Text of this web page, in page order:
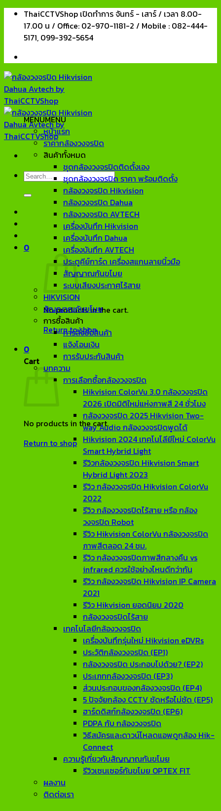
Skip
content
ThaiCCTVShop เปิดทำการ จันทร์ - เสาร์ / เวลา 8.00-
17.00 น / Office: 02-970-1181-2 / Mobile : 082-444-
5171, 099-392-5654
Search
0
No products in the cart.
Return to shop
0
Cart
No products in the cart.
Return to shop
MENUMENU
หน้าแรก
ราคากล้องวงจรปิด
สินค้าทั้งหมด
ชุดกล้องวงจรปิดติดตั้งเอง
ชุดกล้องวงจรปิด ราคา พร้อมติดตั้ง
กล้องวงจรปิด Hikvision
กล้องวงจรปิด Dahua
กล้องวงจรปิด AVTECH
เครื่องบันทึก Hikvision
เครื่องบันทึก Dahua
เครื่องบันทึก AVTECH
ประตูคีย์การ์ด เครื่องสแกนลายนิ้วมือ
สัญญาณกันขโมย
ระบบเสียงประกาศไร้สาย
HIKVISION
สัญญาณกันขโมย
การซื้อสินค้า
การสั่งซื้อสินค้า
แจ้งโอนเงิน
การรับประกันสินค้า
บทความ
การเลือกซื้อกล้องวงจรปิด
Hikvision ColorVu 3.0 กล้องวงจรปิด
2026 เปิดมิติใหม่แห่งภาพสี 24 ชั่วโมง
กล้องวงจรปิด 2025 Hikvision Two-
way Audio กล้องวงจรปิดพูดได้
Hikvision 2024 เทคโนโลียีใหม่ ColorVu
Smart Hybrid Light
รีวิวกล้องวงจรปิด Hikvision Smart
Hybrid Light 2023
รีวิว กล้องวงจรปิด Hikvision ColorVu
2022
รีวิว กล้องวงจรปิดไร้สาย หรือ กล้อง
วงจรปิด Robot
รีวิว Hikvision ColorVu กล้องวงจรปิด
ภาพสีตลอด 24 ชม.
รีวิว กล้องวงจรปิดภาพสีกลางคืน vs
infrared ควรใช้อย่างไหนดีกว่ากัน
รีวิว กล้องวงจรปิด Hikvision IP Camera
2021
รีวิว Hikvision ยอดนิยม 2020
กล้องวงจรปิดไร้สาย
เทคโนโลยีกล้องวงจรปิด
เครื่องบันทึกรุ่นใหม่ Hikvision eDVRs
ประวัติกล้องวงจรปิด (EP1)
กล้องวงจรปิด ประกอบไปด้วย? (EP2)
ประเภทกล้องวงจรปิด (EP3)
ส่วนประกอบของกล้องวงจรปิด (EP4)
5 ปัจจัยกล้อง CCTV ชัดหรือไม่ชัด (EP5)
ฮาร์ดดิสก์กล้องวงจรปิด (EP6)
PDPA กับ กล้องวงจรปิด
วิธีสมัครและดาวน์โหลดแอพดูกล้อง Hik-
Connect
ความรู้เกี่ยวกับสัญญาณกันขโมย
รีวิวเซนเซอร์กันขโมย OPTEX FIT
ผลงาน
ติดต่อเรา